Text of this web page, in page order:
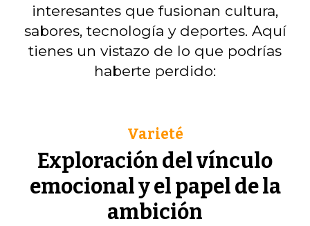
interesantes que fusionan cultura,
sabores, tecnología y deportes. Aquí
tienes un vistazo de lo que podrías
haberte perdido:
Exploración del vínculo
emocional y el papel de la
ambición
Varieté